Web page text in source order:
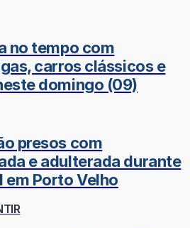
no tempo com
carros clássicos e
domingo (09)
presos com
e adulterada durante
Porto Velho